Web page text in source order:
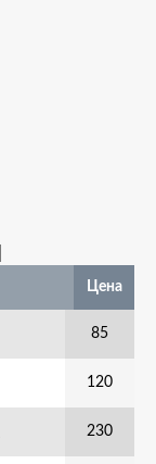
Цена
85
120
230